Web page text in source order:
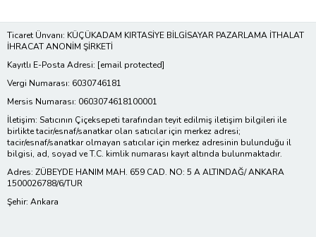
Ticaret Ünvanı: KÜÇÜKADAM KIRTASİYE BİLGİSAYAR PAZARLAMA İTHALAT
İHRACAT ANONİM ŞİRKETİ
Kayıtlı E-Posta Adresi: [email protected]
Vergi Numarası: 6030746181
Mersis Numarası: 0603074618100001
İletişim: Satıcının Çiçeksepeti tarafından teyit edilmiş iletişim bilgileri ile
birlikte tacir/esnaf/sanatkar olan satıcılar için merkez adresi;
tacir/esnaf/sanatkar olmayan satıcılar için merkez adresinin bulunduğu il
bilgisi, ad, soyad ve T.C. kimlik numarası kayıt altında bulunmaktadır.
Adres: ZÜBEYDE HANIM MAH. 659 CAD. NO: 5 A ALTINDAĞ/ ANKARA
1500026788/6/TUR
Şehir: Ankara